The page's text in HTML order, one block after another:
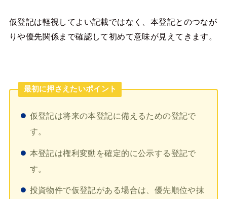
仮登記は軽視してよい記載ではなく、本登記とのつなが
りや優先関係まで確認して初めて意味が見えてきます。
最初に押さえたいポイント
仮登記は将来の本登記に備えるための登記で
す。
本登記は権利変動を確定的に公示する登記で
す。
投資物件で仮登記がある場合は、優先順位や抹